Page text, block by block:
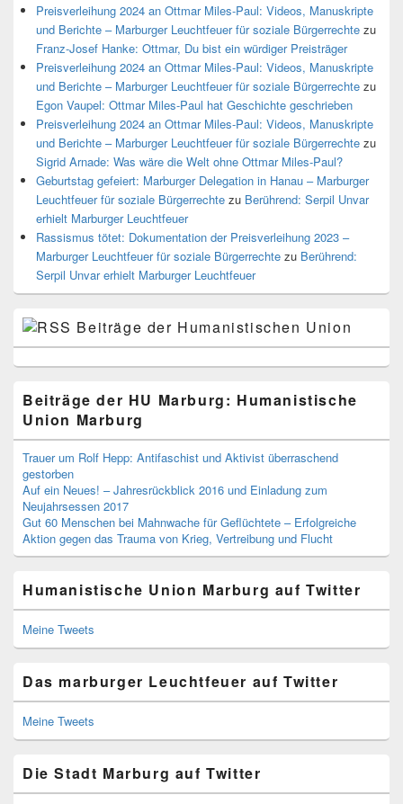
Preisverleihung 2024 an Ottmar Miles-Paul: Videos, Manuskripte
und Berichte – Marburger Leuchtfeuer für soziale Bürgerrechte zu
Franz-Josef Hanke: Ottmar, Du bist ein würdiger Preisträger
Preisverleihung 2024 an Ottmar Miles-Paul: Videos, Manuskripte
und Berichte – Marburger Leuchtfeuer für soziale Bürgerrechte zu
Egon Vaupel: Ottmar Miles-Paul hat Geschichte geschrieben
Preisverleihung 2024 an Ottmar Miles-Paul: Videos, Manuskripte
und Berichte – Marburger Leuchtfeuer für soziale Bürgerrechte zu
Sigrid Arnade: Was wäre die Welt ohne Ottmar Miles-Paul?
Geburtstag gefeiert: Marburger Delegation in Hanau – Marburger
Leuchtfeuer für soziale Bürgerrechte zu Berührend: Serpil Unvar
erhielt Marburger Leuchtfeuer
Rassismus tötet: Dokumentation der Preisverleihung 2023 –
Marburger Leuchtfeuer für soziale Bürgerrechte zu Berührend:
Serpil Unvar erhielt Marburger Leuchtfeuer
Beiträge der Humanistischen Union
Beiträge der HU Marburg: Humanistische
Union Marburg
Trauer um Rolf Hepp: Antifaschist und Aktivist überraschend
gestorben
Auf ein Neues! – Jahresrückblick 2016 und Einladung zum
Neujahrsessen 2017
Gut 60 Menschen bei Mahnwache für Geflüchtete – Erfolgreiche
Aktion gegen das Trauma von Krieg, Vertreibung und Flucht
Humanistische Union Marburg auf Twitter
Meine Tweets
Das marburger Leuchtfeuer auf Twitter
Meine Tweets
Die Stadt Marburg auf Twitter